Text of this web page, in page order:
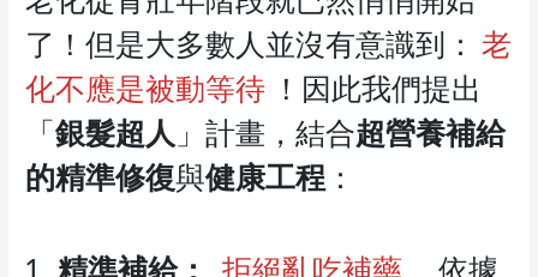
了！但是大多數人並沒有意識到： 老
化不應是被動等待 ！因此我們提出
「銀髮超人 」計畫，結合超營養補給
的精準修復與健康工程 ：
精準補給： 拒絕亂吃補藥 ，依據